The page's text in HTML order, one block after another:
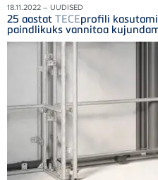
18.11.2022 – UUDISED
25 aastat TECEprofili
paindlikuks vannitoa